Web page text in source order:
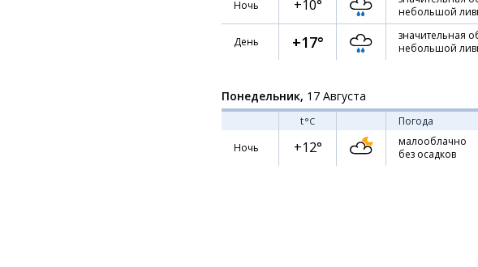
Ночь
+10°
небольшой
День +17°
значительная
небольшой
Понедельник, 17 Августа
t°C Погода
Ночь
+12°
малооблачно
без осадков